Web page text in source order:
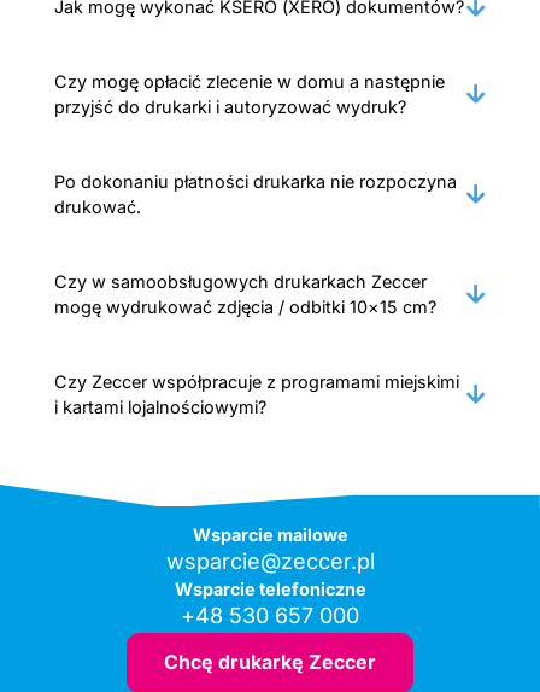
Jak mogę wykonać KSERO (XERO) dokumentów?
Czy mogę opłacić zlecenie w domu a następnie
przyjść do drukarki i autoryzować wydruk?
Po dokonaniu płatności drukarka nie rozpoczyna
drukować.
Czy w samoobsługowych drukarkach Zeccer
mogę wydrukować zdjęcia / odbitki 10×15 cm?
Czy Zeccer współpracuje z programami miejskimi
i kartami lojalnościowymi?
Wsparcie mailowe
wsparcie@zeccer.pl
Wsparcie telefoniczne
+48 530 657 000
Chcę drukarkę Zeccer